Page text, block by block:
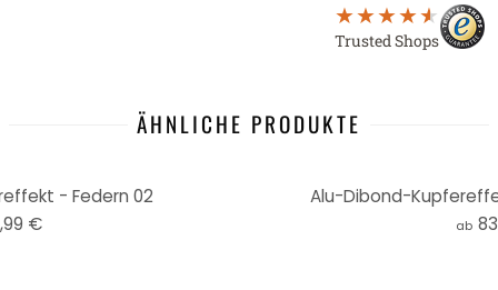
Trusted Shops
ÄHNLICHE PRODUKTE
- Federn 02
€
Alu-Dibond-
ab